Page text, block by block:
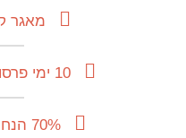
מאגר
10 ימי פרסום במתנה בכל שנה
70% הנחה על שטחי פרסום